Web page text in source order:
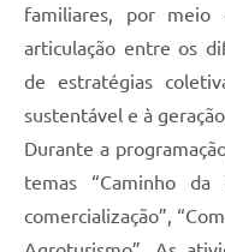
familiares, por meio
articulação entre os
de estratégias
sustentável e à
Durante a
temas “Caminho da
comercialização”,